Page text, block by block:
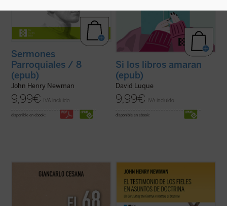
Sermones
Parroquiales / 8
(epub)
John Henry Newman
9,99€ IVA incluido
disponible en ebook:
Si los libros amaran
(epub)
David Luque
9,99€ IVA incluido
disponible en ebook:
«68 interminable»: a partir de su
acontecimientos de 1968 y la ruptura con
la tradición, considerando también sus
consecuencias sociales, políticas y
El testimonio de los fieles en asuntos de
significativos de John Henry Newman en
su etapa católica. Publicado en 1859 en la
revistaThe Rambler, aborda una cuestión
decisiva en la vida de la ...(ver ficha)